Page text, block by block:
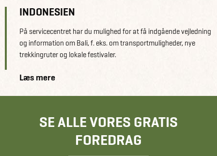
INDONESIEN
På servicecentret har du mulighed for at få indgående vejledning
og information om Bali, f. eks. om transportmuligheder, nye
trekkingruter og lokale festivaler.
Læs mere
SE ALLE VORES GRATIS
FOREDRAG